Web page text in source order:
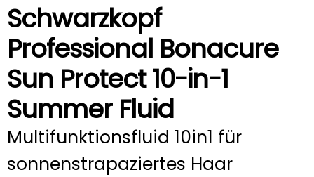
Schwarzkopf
Professional Bonacure
Sun Protect 10-in-1
Summer Fluid
Multifunktionsfluid 10in1 für
sonnenstrapaziertes Haar